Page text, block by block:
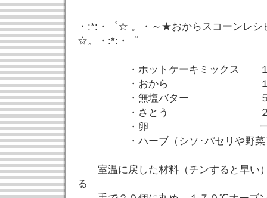
・:*:・゜☆ 。・～★おからスコーンレ
☆。・:*:・゜
・ホットケーキミックス １袋
・おから １０
・無塩バター ５
・さとう ２０ｇ
・卵 一
・ハーブ（シソ･パセリや野菜）
室温に戻した材料（チンすると早い
る